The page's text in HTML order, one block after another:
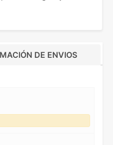
DE ENVIOS